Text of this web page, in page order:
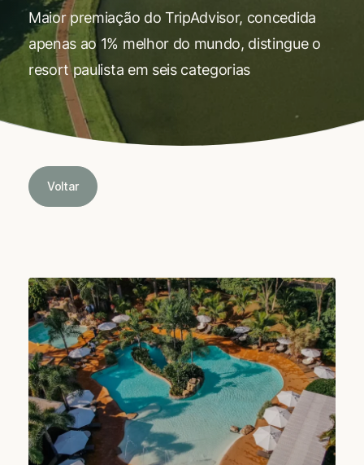
Maior premiação do TripAdvisor, concedida
apenas ao 1% melhor do mundo, distingue o
resort paulista em seis categorias
Voltar